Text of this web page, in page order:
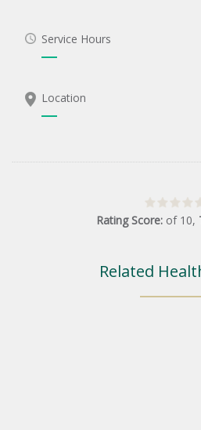
Service Hours
Location
Rating Score: of 10,
Related